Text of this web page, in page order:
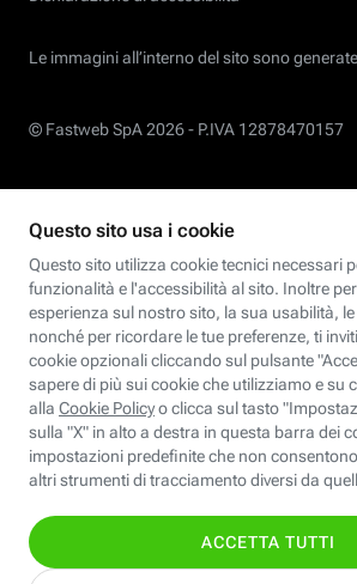
Le immagini all’interno del sito sono
© Fastweb SpA 2026 - P.IVA 12878470157